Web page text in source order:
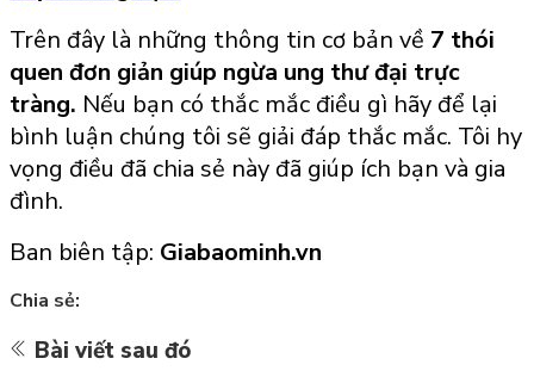
Trên đây là những thông tin cơ bản về 7 thói
quen đơn giản giúp ngừa ung thư đại trực
tràng. Nếu bạn có thắc mắc điều gì hãy để lại
bình luận chúng tôi sẽ giải đáp thắc mắc. Tôi hy
vọng điều đã chia sẻ này đã giúp ích bạn và gia
đình.
Ban biên tập: Giabaominh.vn
Chia sẻ:
Bài viết sau đó